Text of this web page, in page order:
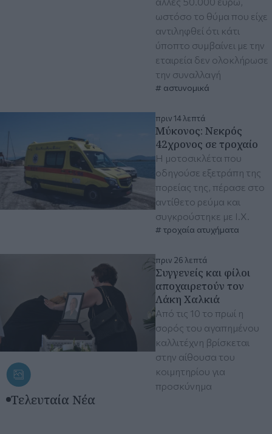
ωστόσο το θύμα που είχε
αντιληφθεί ότι κάτι
ύποπτο συμβαίνει με την
εταιρεία δεν ολοκλήρωσε
την συναλλαγή
αστυνομικά
πριν 14 λεπτά
Μύκονος: Νεκρός
42χρονος σε τροχαίο
Η μοτοσικλέτα που
οδηγούσε εξετράπη της
πορείας της, πέρασε στο
αντίθετο ρεύμα και
συγκρούστηκε με Ι.Χ.
τροχαία ατυχήματα
πριν 26 λεπτά
Συγγενείς και φίλοι
αποχαιρετούν τον
Λάκη Χαλκιά
Από τις 10 το πρωί η
σορός του αγαπημένου
καλλιτέχνη βρίσκεται
στην αίθουσα του
κοιμητηρίου για
προσκύνημα
Τελευταία Νέα